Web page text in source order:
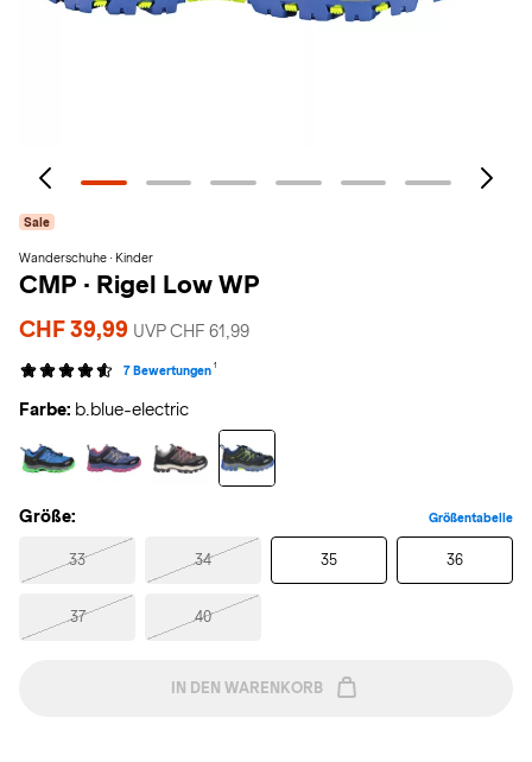
Sale
Wanderschuhe · Kinder
CMP · Rigel Low WP
CHF 39,99 UVP CHF 61,99
7 Bewertungen 1
Farbe: b.blue-electric
Größe: Größentabelle
33 34 35 36
37 40
IN DEN WARENKORB